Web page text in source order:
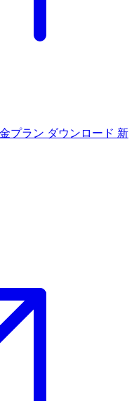
プラン ダウンロード 新